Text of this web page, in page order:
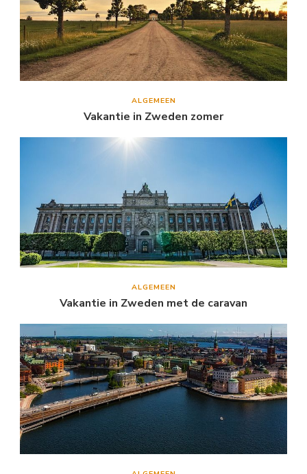
ALGEMEEN
Vakantie in Zweden zomer
ALGEMEEN
Vakantie in Zweden met de caravan